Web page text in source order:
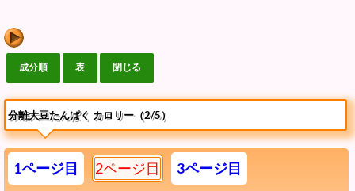
分離大豆たんぱく カロリー（2/5）
1ページ目 2ページ目 3ページ目